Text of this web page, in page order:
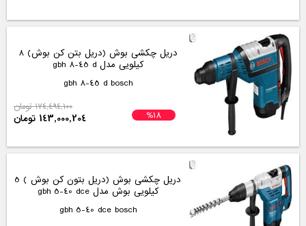
دریل چکشی بوش (دریل بتن کن بوش) 8
کیلویی مدل gbh 8-45 d
gbh 8-45 d bosch
%18
174,494,100 تومان
143,000,204 تومان
دریل چکشی بوش (دریل بتون کن بوش ) 5
کیلویی بوش مدل gbh 5-40 dce
gbh 5-40 dce bosch